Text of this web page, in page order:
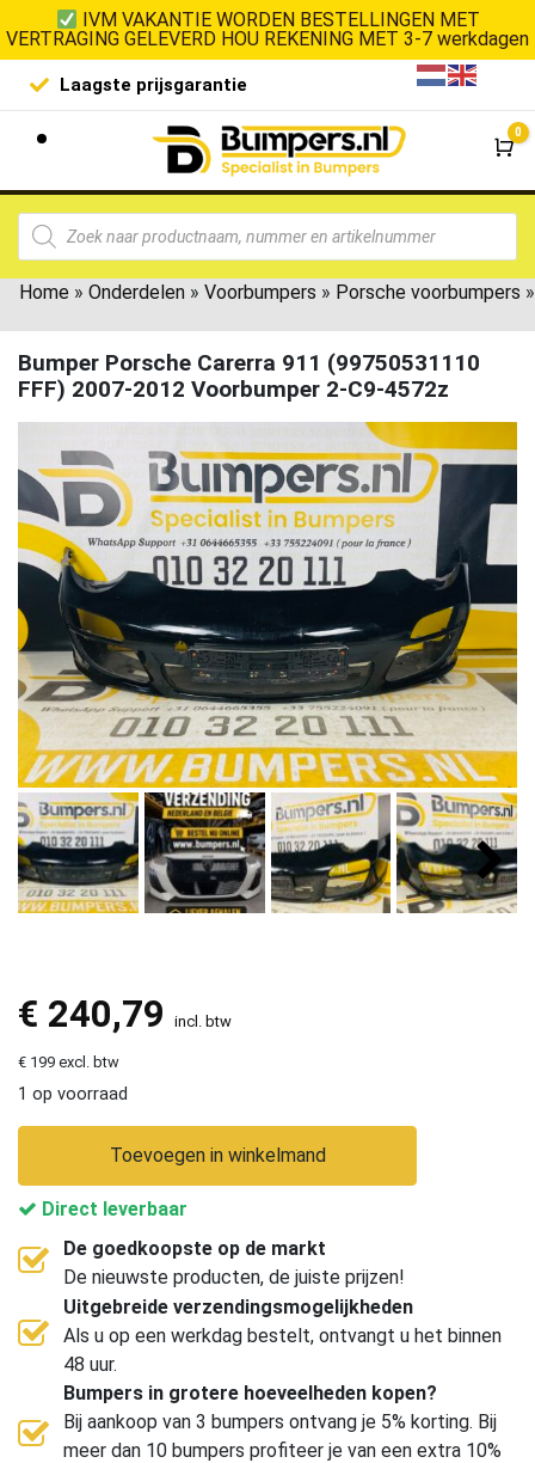
IVM VAKANTIE WORDEN BESTELLINGEN MET
VERTRAGING GELEVERD HOU REKENING MET 3-7 werkdagen
Laagste prijsgarantie De
0
Home » Onderdelen » Voorbumpers » Porsche voorbumpers »
Bumper Porsche Carerra 911 (99750531110
FFF) 2007-2012 Voorbumper 2-C9-4572z
€ 240,79 incl. btw
€ 199 excl. btw
1 op voorraad
Toevoegen in winkelmand
Direct leverbaar
De goedkoopste op de markt
De nieuwste producten, de juiste prijzen!
Uitgebreide verzendingsmogelijkheden
Als u op een werkdag bestelt, ontvangt u het binnen
48 uur.
Bumpers in grotere hoeveelheden kopen?
Bij aankoop van 3 bumpers ontvang je 5% korting. Bij
meer dan 10 bumpers profiteer je van een extra 10%